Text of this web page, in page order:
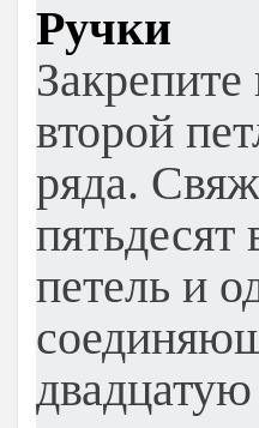
Ручки
Закрепите
второй
ряда.
петель и